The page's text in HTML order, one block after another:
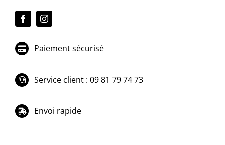
Paiement sécurisé
Service client : 09 81 79 74 73
Envoi rapide